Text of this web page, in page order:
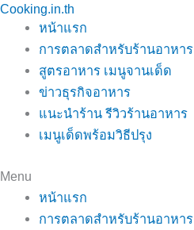
Skip
content
Cooking.in.th
หน้าแรก
การตลาดสำหรับร้านอาหาร
สูตรอาหาร เมนูจานเด็ด
ข่าวธุรกิจอาหาร
แนะนำร้าน รีวิวร้านอาหาร
เมนูเด็ดพร้อมวิธีปรุง
Menu
หน้าแรก
การตลาดสำหรับร้านอาหาร